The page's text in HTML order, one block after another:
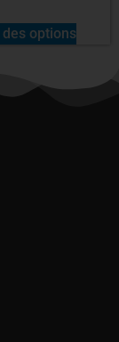
des options